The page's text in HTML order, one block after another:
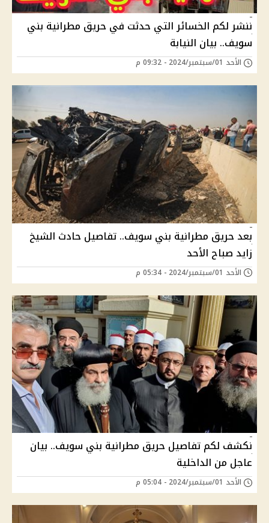
ننشر لكم الخسائر التي حدثت في حريق مطرانية بني
سويف.. بيان النيابة
الأحد 01/سبتمبر/2024 - 09:32 م
بعد حريق مطرانية بني سويف.. تفاصيل حادث الشيخ
زايد صباح الأحد
الأحد 01/سبتمبر/2024 - 05:34 م
نكشف لكم تفاصيل حريق مطرانية بني سويف.. بيان
عاجل من الداخلية
الأحد 01/سبتمبر/2024 - 05:04 م